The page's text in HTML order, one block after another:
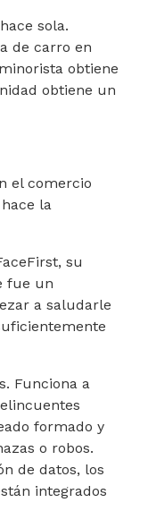
sola.
de carro en
obtiene
obtiene un
el comercio
la
su
fue un
a saludarle
Funciona a
formado y
o robos.
de datos, los
integrados